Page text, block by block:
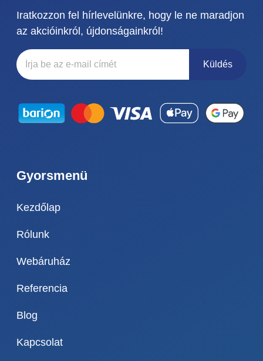
Iratkozzon fel hírlevelünkre, hogy le ne maradjon
az akcióinkról, újdonságainkról!
Küldés
Gyorsmenü
Kezdőlap
Rólunk
Webáruház
Referencia
Blog
Kapcsolat